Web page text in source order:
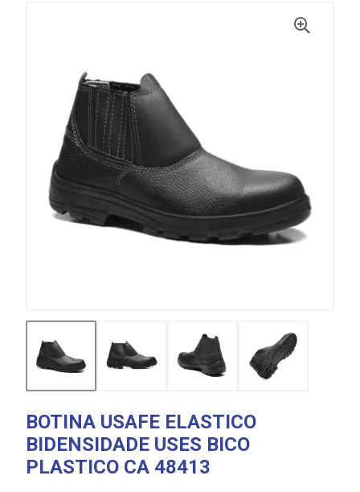
BOTINA USAFE ELASTICO
BIDENSIDADE USES BICO
PLASTICO CA 48413